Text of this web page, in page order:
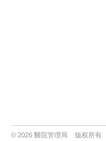
© 2026 醫院管理局 版权所有